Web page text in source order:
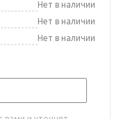
Нет в наличии
Нет в наличии
Нет в наличии